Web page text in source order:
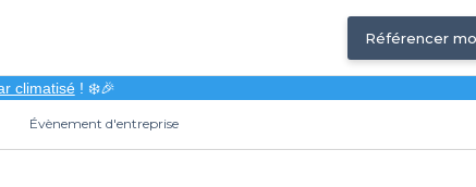
Référencer
climatisé! ❄️🎉
Évènement d'entreprise